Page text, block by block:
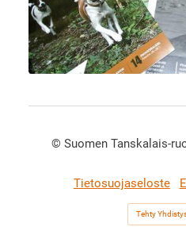
© Suomen Tanskalais-
Tietosuojaseloste
Tehty